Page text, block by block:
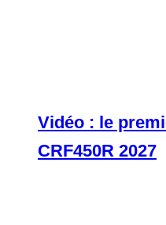
Vidéo : le
CRF450R 2027